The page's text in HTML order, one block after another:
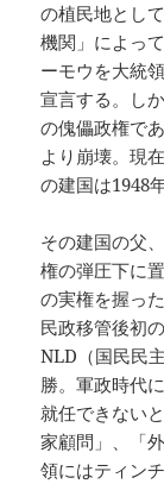
の植民地とし
機関」によっ
ーモウを大統
宣言する。し
の傀儡政権で
より崩壊。現
の建国は1948
その建国の父
権の弾圧下に
の実権を握っ
民政移管後初
NLD（国民民
勝。軍政時代
就任できない
家顧問」、「
領にはティン